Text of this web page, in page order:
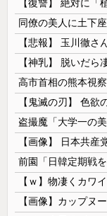
同僚の美人に土下
【画像】 日本共産
【ｗ】物凄くカワ
【画像】カップヌ